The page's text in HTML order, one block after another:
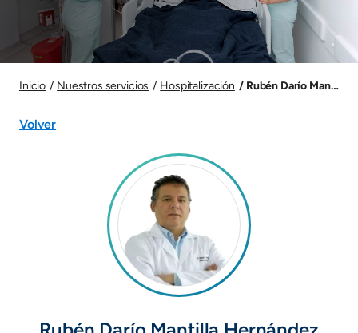
Inicio Nuestros servicios Hospitalización Rubén Darío Mantilla
Volver